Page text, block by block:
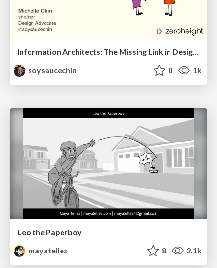
Information Architects: The Missing Link in Design Systems
soysaucechin
0 1k
Leo the Paperboy
mayatellez
8 2.1k